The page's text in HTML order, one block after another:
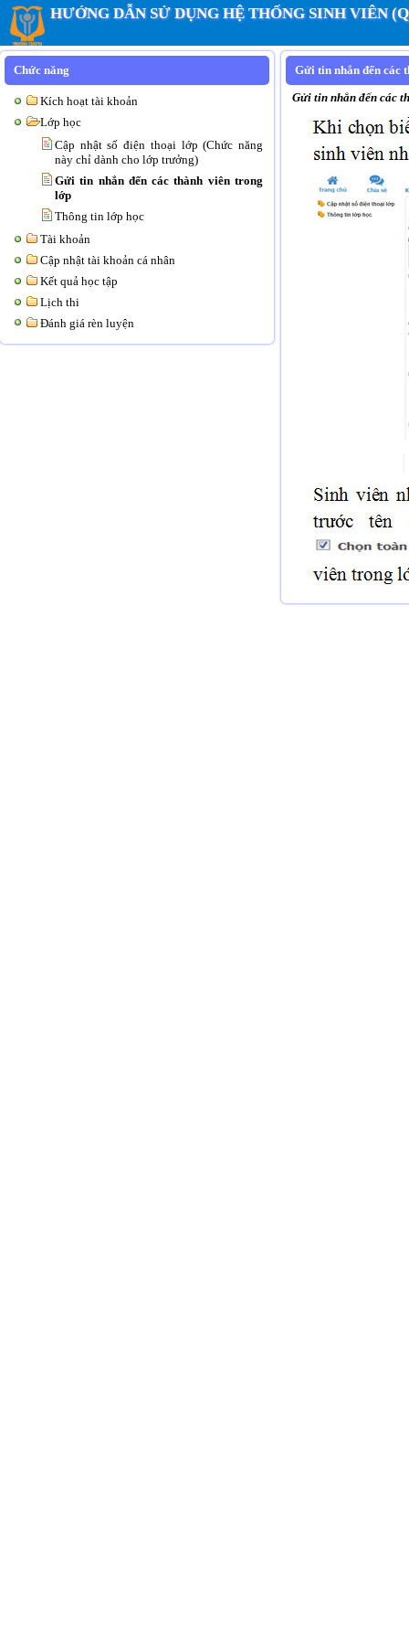
HƯỚNG DẪN SỬ DỤNG HỆ THỐNG SINH VIÊN
Gửi tin nhắn đến các
Gửi tin nhắn đến các
Chức năng
Kích hoạt tài khoản
Lớp học
Cập nhật số điện thoại lớp (Chức năng
này chỉ dành cho lớp trưởng)
Gửi tin nhắn đến các thành viên trong
lớp
Thông tin lớp học
Tài khoản
Cập nhật tài khoản cá nhân
Kết quả học tập
Lịch thi
Đánh giá rèn luyện